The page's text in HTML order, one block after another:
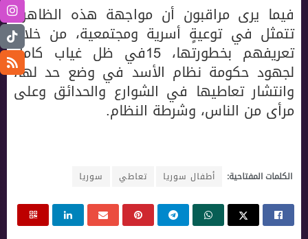
فيما يرى مراقبون أن مواجهة هذه الظاهرة
تتمثل في توعيةٍ أسرية ومجتمعية، من خلال
تعريفهم بخطورتها، 15في ظل غياب كامل
لجهود حكومة نظام الأسد في وضع حد لها،
وانتشار تعاطيها في الشوارع والحدائق وعلى
مرأى من الناس، وشرطة النظام.
الكلمات المفتاحية: أطفال سوريا تعاطي سوريا